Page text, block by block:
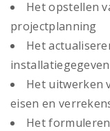
Het opstellen
projectplanning
Het
Het uitwerken
eisen en
Het